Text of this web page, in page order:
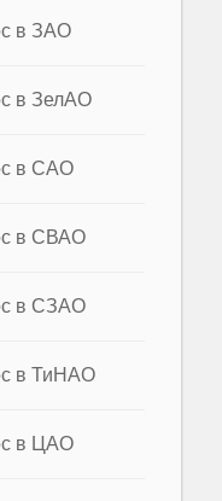
в ЗАО
в ЗелАО
в САО
в СВАО
в СЗАО
в ТиНАО
в ЦАО